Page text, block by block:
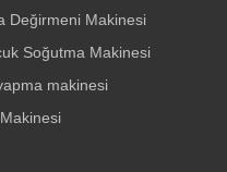
Değirmeni Makinesi
Soğutma Makinesi
makinesi